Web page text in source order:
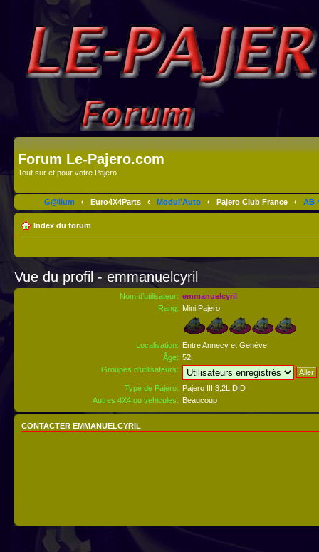
Forum Le-Pajero.com
Tout sur et pour votre Pajero.
G@lium ‹ Euro4X4Parts ‹ Modul'Auto ‹ Pajero Club France ‹ AB
Index du forum
Vue du profil - emmanuelcyril
Nom d’utilisateur: emmanuelcyril
Rang: Mini Pajero
Localisation: Entre Annecy et Genève
Âge: 52
Groupes d’utilisateurs:
Type de Pajero: Pajero III 3,2L DID
Autres 4X4 ou vehicules: Beaucoup
CONTACTER EMMANUELCYRIL